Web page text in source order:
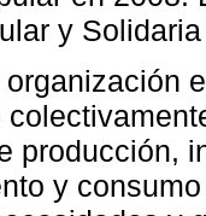
y
producción,
y